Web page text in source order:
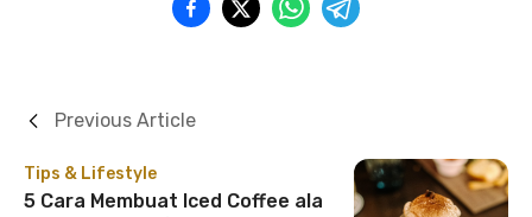
Tips & Lifestyle
5 Cara Membuat Iced Coffee ala
Previous Article